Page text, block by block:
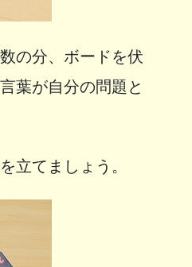
の分、ボードを伏
葉が自分の問題と
立てましょう。